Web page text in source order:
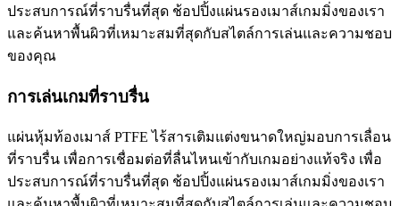
ประสบการณ์ที่ราบรื่นที่สุด ช้อปปิ้งแผ่นรองเมาส์เกมมิ่งของเรา
และค้นหาพื้นผิวที่เหมาะสมที่สุดกับสไตล์การเล่นและความชอบ
ของคุณ
การเล่นเกมที่ราบรื่น
แผ่นหุ้มท้องเมาส์ PTFE ไร้สารเติมแต่งขนาดใหญ่มอบการเลื่อน
ที่ราบรื่น เพื่อการเชื่อมต่อที่ลื่นไหนเข้ากับเกมอย่างแท้จริง เพื่อ
ประสบการณ์ที่ราบรื่นที่สุด ช้อปปิ้งแผ่นรองเมาส์เกมมิ่งของเรา